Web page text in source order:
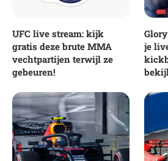
UFC live stream: kijk
gratis deze brute MMA
vechtpartijen terwijl ze
gebeuren!
je